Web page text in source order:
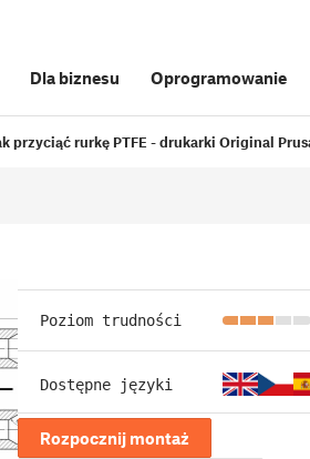
Dla biznesu Oprogramowanie
przyciąć rurkę PTFE - drukarki Original
Poziom trudności
Dostępne języki
Rozpocznij montaż